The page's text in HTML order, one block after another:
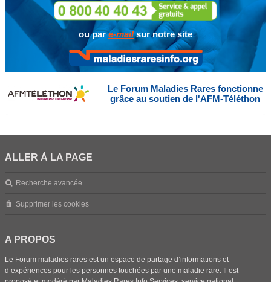
ou pare-mailsur notre site
Le Forum Maladies Rares fonctionne
grâce au soutien de l'AFM-Téléthon
ALLER À LA PAGE
Recherche avancée
Supprimer les cookies
A PROPOS
Le Forum maladies rares est un espace de partage d’informations et
d’expériences pour les personnes touchées par une maladie rare. Il est